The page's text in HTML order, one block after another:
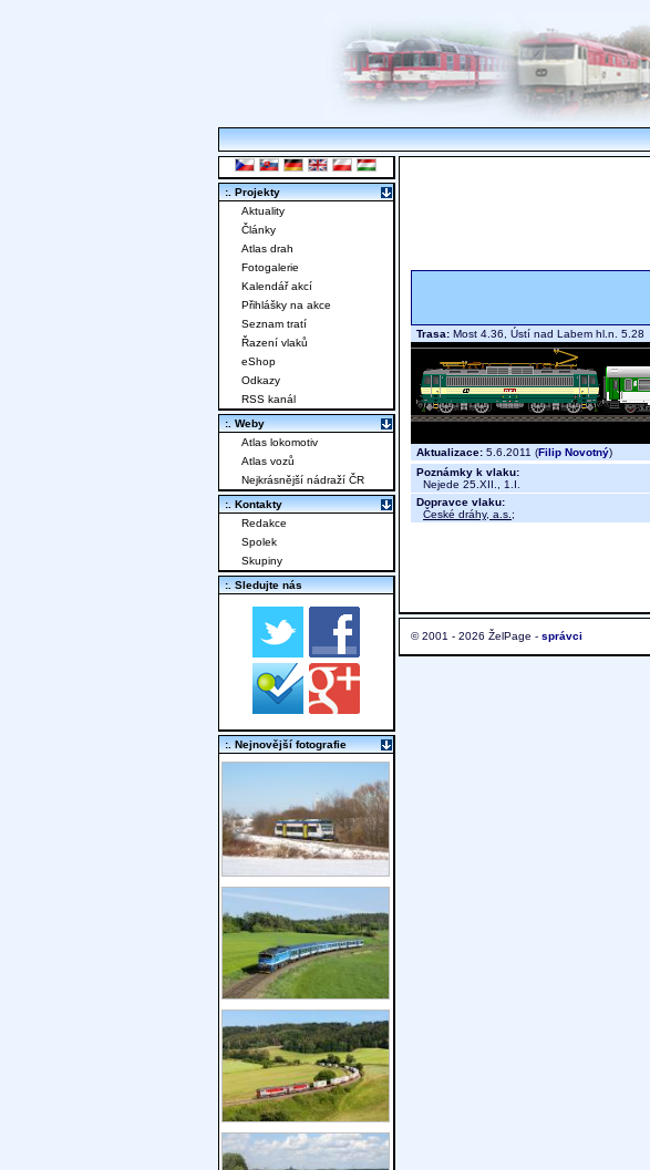
Trasa: Most 4.36, Ústí nad Labem hl.n. 5.28
Aktualizace: 5.6.2011 (Filip Novotný)
Poznámky k vlaku:
Nejede 25.XII., 1.I.
Dopravce vlaku:
České dráhy, a.s. ;
© 2001 - 2026 ŽelPage - správci
:. Projekty
Aktuality
Články
Atlas drah
Fotogalerie
Kalendář akcí
Přihlášky na akce
Seznam tratí
Řazení vlaků
eShop
Odkazy
RSS kanál
:. Weby
Atlas lokomotiv
Atlas vozů
Nejkrásnější nádraží ČR
:. Kontakty
Redakce
Spolek
Skupiny
:. Sledujte nás
:. Nejnovější fotografie